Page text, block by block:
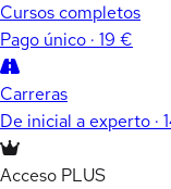
Cursos completos
Pago único · 19 €
Carreras
De inicial a experto ·
Acceso PLUS